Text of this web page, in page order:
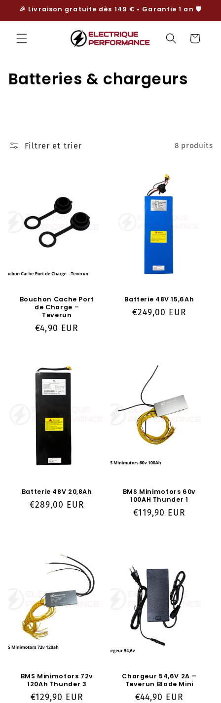
et
passer
au
contenu
🎉 Livraison gratuite dès 149 € • Garantie 1 an 🛡️
Panier
C
l
:
Batteries & chargeurs
Filtrer et trier 8 produits
Bouchon Cache Port
de Charge –
Teverun
Prix
€4,90 EUR
Batterie 48V 15,6Ah
Prix
€249,00 EUR
Batterie 48V 20,8Ah
Prix
€289,00 EUR
BMS Minimotors 60v
100AH Thunder 1
Prix
€119,90 EUR
BMS Minimotors 72v
120Ah Thunder 3
Prix
€129,90 EUR
Chargeur 54,6V 2A –
Teverun Blade Mini
Prix
€44,90 EUR